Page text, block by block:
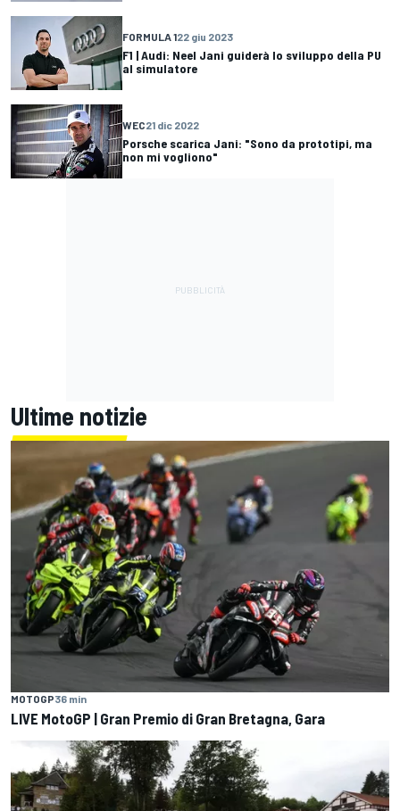
FORMULA 122 giu 2023
F1 | Audi: Neel Jani guiderà lo sviluppo della PU
al simulatore
WEC21 dic 2022
Porsche scarica Jani: "Sono da prototipi, ma
non mi vogliono"
Ultime notizie
MOTOGP36 min
LIVE MotoGP | Gran Premio di Gran Bretagna, Gara